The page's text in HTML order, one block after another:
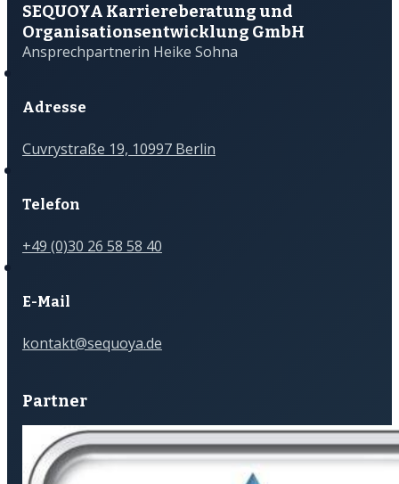
SEQUOYA Karriere­­beratung und
Organisations­­entwicklung GmbH
Ansprechpartnerin Heike Sohna
Adresse
Cuvrystraße 19, 10997 Berlin
Telefon
+49 (0)30 26 58 58 40
E-Mail
kontakt@sequoya.de
Partner